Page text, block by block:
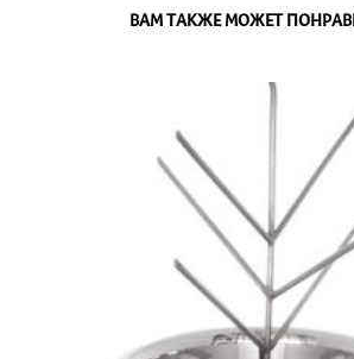
ВАМ ТАКЖЕ МОЖЕТ